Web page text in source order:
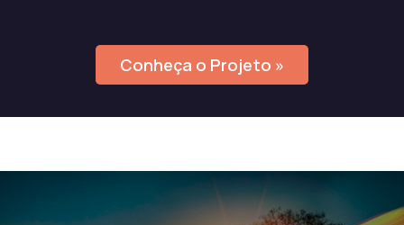
Conheça o Projeto »